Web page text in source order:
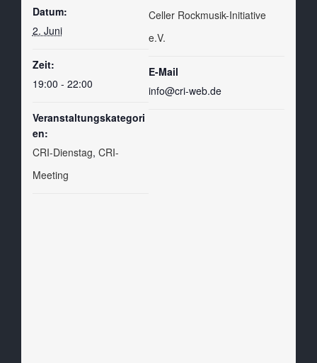
Datum:
2. Juni
Zeit:
19:00 - 22:00
Veranstaltungskategori
en:
CRI-Dienstag, CRI-
Meeting
Celler Rockmusik-Initiative
e.V.
E-Mail
info@cri-web.de